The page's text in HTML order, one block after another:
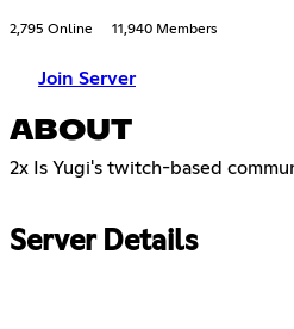
2,795 Online 11,940 Members
Join Server
ABOUT
2x Is Yugi's twitch-based
Server Details